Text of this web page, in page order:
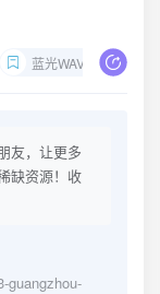
蓝光WAV+CUE分轨
友，让更多
缺资源！收
guangzhou-